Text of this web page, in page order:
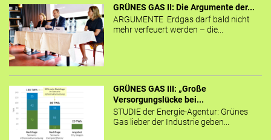
GRÜNES GAS II: Die Argumente der...
ARGUMENTE Erdgas darf bald nicht
mehr verfeuert werden – die...
GRÜNES GAS III: „Große
Versorgungslücke bei...
STUDIE der Energie-Agentur: Grünes
Gas lieber der Industrie geben...